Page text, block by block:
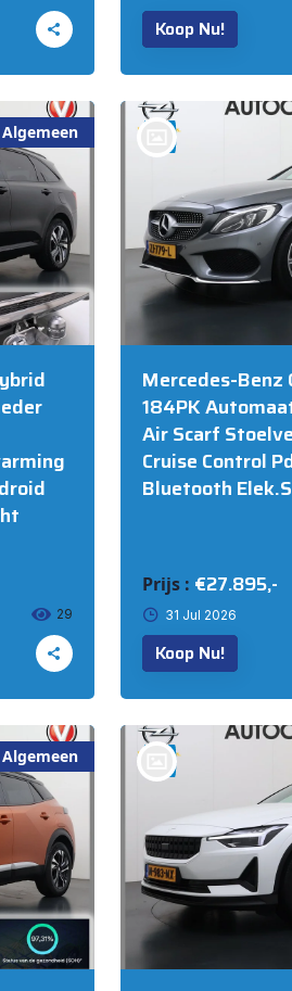
Koop Nu!
Algemeen
29
Mercedes-Benz
184PK
Air Scarf
Cruise Control
Bluetooth
Prijs : €27.895,-
31 Jul 2026
Koop Nu!
Algemeen